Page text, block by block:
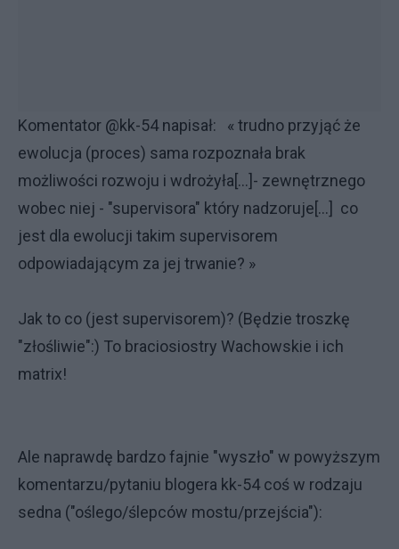
Komentator @kk-54 napisał: « trudno przyjąć że
ewolucja (proces) sama rozpoznała brak
możliwości rozwoju i wdrożyła[...]- zewnętrznego
wobec niej - "supervisora" który nadzoruje[...] co
jest dla ewolucji takim supervisorem
odpowiadającym za jej trwanie? »
Jak to co (jest supervisorem)? (Będzie troszkę
"złośliwie":) To braciosiostry Wachowskie i ich
matrix!
Ale naprawdę bardzo fajnie "wyszło" w powyższym
komentarzu/pytaniu blogera kk-54 coś w rodzaju
sedna ("oślego/ślepców mostu/przejścia"):